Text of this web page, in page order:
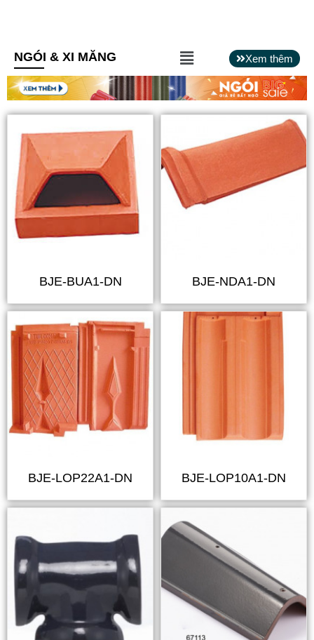
NGÓI & XI MĂNG
Main
Menu
Xem thêm
BJE-BUA1-DN BJE-NDA1-DN
BJE-LOP22A1-DN BJE-LOP10A1-DN